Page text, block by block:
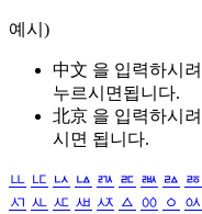
예시)
中文 을 입력하시
누르시면됩니다.
北京 을 입력하시
시면 됩니다.
ㅥ ㅦ ㅧ ㅨ ㅩ ㅪ ㅫ ㅬ ㅭ
ㅺ ㅻ ㅼ ㅽ ㅾ ㅿ ㆀ ㆁ ㆂ